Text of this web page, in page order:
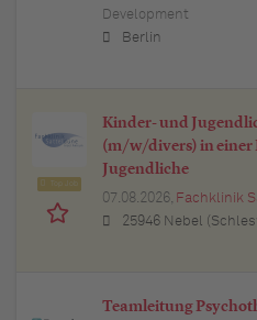
Development
Berlin
Kinder- und
(m/w/divers) in einer
Jugendliche
07.08.2026, Fachklinik
25946 Nebel
Teamleitung